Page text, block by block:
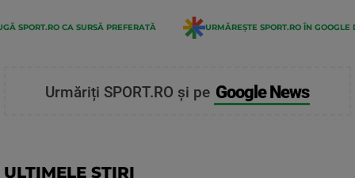
SPORT.RO CA SURSĂ PREFERATĂ URMĂREȘTE SPORT.RO ÎN GOOGLE
Urmăriți SPORT.RO și pe Google News
ULTIMELE STIRI